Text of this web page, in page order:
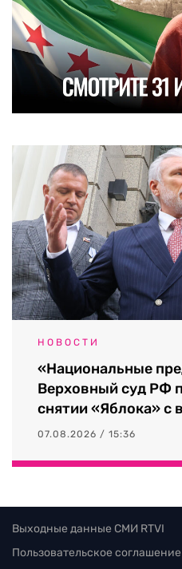
НОВОСТИ
«Национальные
Верховный суд РФ
снятии «Яблока» с
07.08.2026 / 15:36
Выходные данные СМИ RTVI
Пользовательское соглашение